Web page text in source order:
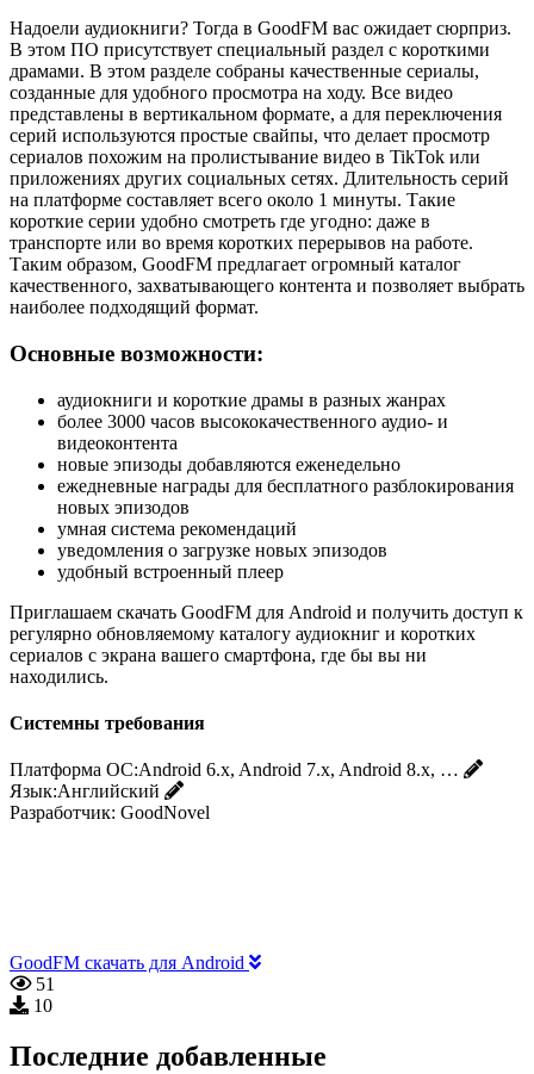
Надоели аудиокниги? Тогда в GoodFM вас ожидает сюрприз.
В этом ПО присутствует специальный раздел с короткими
драмами. В этом разделе собраны качественные сериалы,
созданные для удобного просмотра на ходу. Все видео
представлены в вертикальном формате, а для переключения
серий используются простые свайпы, что делает просмотр
сериалов похожим на пролистывание видео в TikTok или
приложениях других социальных сетях. Длительность серий
на платформе составляет всего около 1 минуты. Такие
короткие серии удобно смотреть где угодно: даже в
транспорте или во время коротких перерывов на работе.
Таким образом, GoodFM предлагает огромный каталог
качественного, захватывающего контента и позволяет выбрать
наиболее подходящий формат.
Основные возможности:
аудиокниги и короткие драмы в разных жанрах
более 3000 часов высококачественного аудио- и
видеоконтента
новые эпизоды добавляются еженедельно
ежедневные награды для бесплатного разблокирования
новых эпизодов
умная система рекомендаций
уведомления о загрузке новых эпизодов
удобный встроенный плеер
Приглашаем скачать GoodFM для Android и получить доступ к
регулярно обновляемому каталогу аудиокниг и коротких
сериалов с экрана вашего смартфона, где бы вы ни
находились.
Системны требования
Платформа ОС:Android 6.x, Android 7.x, Android 8.x, …
Язык:Английский
Разработчик: GoodNovel
GoodFM скачать для Android
51
10
Последние добавленные